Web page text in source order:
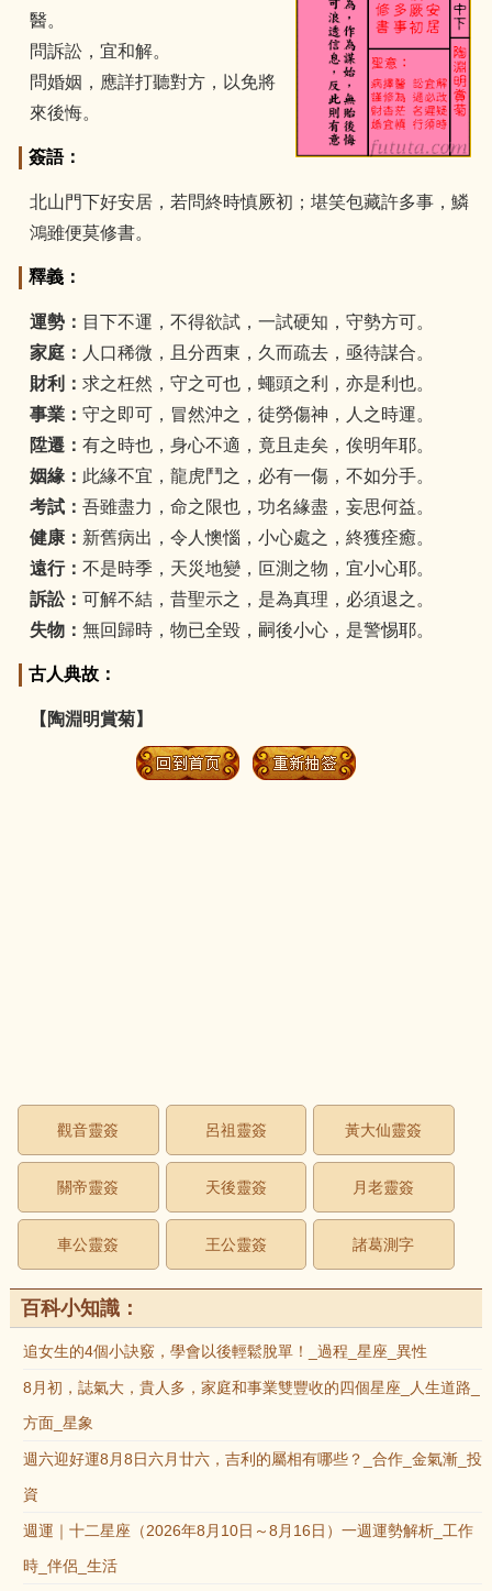
醫。
問訴訟，宜和解。
問婚姻，應詳打聽對方，以免將
來後悔。
簽語：
北山門下好安居，若問終時慎厥初；堪笑包藏許多事，鱗
鴻雖便莫修書。
釋義：
運勢： 目下不運，不得欲試，一試硬知，守勢方可。
家庭： 人口稀微，且分西東，久而疏去，亟待謀合。
財利： 求之枉然，守之可也，蠅頭之利，亦是利也。
事業： 守之即可，冒然沖之，徒勞傷神，人之時運。
陞遷： 有之時也，身心不適，竟且走矣，俟明年耶。
姻緣： 此緣不宜，龍虎鬥之，必有一傷，不如分手。
考試： 吾雖盡力，命之限也，功名緣盡，妄思何益。
健康： 新舊病出，令人懊惱，小心處之，終獲痊癒。
遠行： 不是時季，天災地變，叵測之物，宜小心耶。
訴訟： 可解不結，昔聖示之，是為真理，必須退之。
失物： 無回歸時，物已全毀，嗣後小心，是警惕耶。
古人典故：
【陶淵明賞菊】
觀音靈簽 呂祖靈簽 黃大仙靈簽
關帝靈簽 天後靈簽 月老靈簽
車公靈簽 王公靈簽 諸葛測字
百科小知識：
追女生的4個小訣竅，學會以後輕鬆脫單！_過程_星座_異性
8月初，誌氣大，貴人多，家庭和事業雙豐收的四個星座_人生道路_
方面_星象
週六迎好運8月8日六月廿六，吉利的屬相有哪些？_合作_金氣漸_投
資
週運｜十二星座（2026年8月10日～8月16日）一週運勢解析_工作
時_伴侶_生活